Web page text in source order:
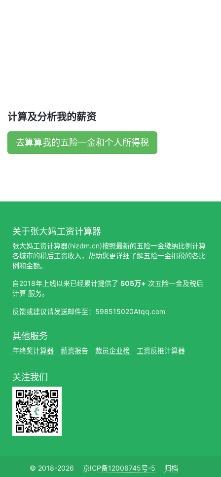
计算及分析我的薪资
去算算我的五险一金和个人所得税
关于张大妈工资计算器
张大妈工资计算器(hizdm.cn)按照最新的五险一金缴纳比例计算
各城市的税后工资收入，帮助您更详细了解五险一金扣税的各比
例和金额。
自2018年上线以来已经累计提供了 505万+ 次五险一金及税后
计算 服务。
反馈或建议请发送邮件至：598515020Atqq.com
其他服务
年终奖计算器 薪资报告 裁员企业榜 工资反推计算器
关注我们
© 2018-2026 京ICP备12006745号-5 归档